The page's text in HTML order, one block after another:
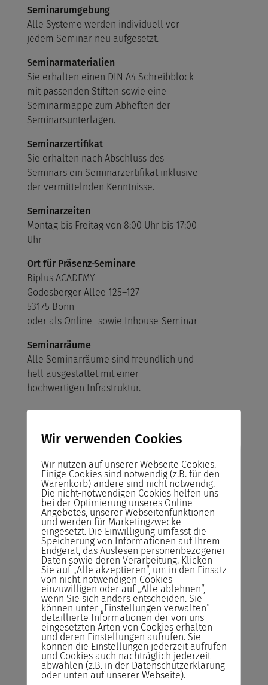
Seminarumgebung
Alle Systeme werden individuell vor
jedem Seminar neu aufgesetzt.
Seminarmaterialien
Sie erhalten einen DIN A4 Schreibblock
mit passenden Stiften sowie eine
Seminarmappe zum Abheften der
Seminarsunterlagen.
Seminarzertifikat
Sie erhalten nach Abschluss des
Seminars ein Seminarzertifikat inklusive
der vermittelnden Kenntnisse.
Seminarzeiten
Montag bis Freitag von 8:00 Uhr bis 17:00
Uhr
Ort für Präsenz-Seminare
Biplus ACADEMY
Godesberger Allee 125–127
53175 Bonn
oder als Online- sowie Inhouse-Seminar
Seminarräume
Alle Seminarräume sind freundlich und
hell ausgestattet mit einer
hochwertigen Infrastruktur.
Risikofreies Buchen
unserer Seminare
Abrechnung
Sie zahlen das Seminar erst nach der
Durchführung und nicht im Voraus!
Rücktrittsrecht
Sie können kostenlos bis zum Vortrag des
Seminars von der Buchung zurücktreten.
Reservieren statt Buchen!
Reservieren Sie Ihren Seminarplatz –
Buchen Sie das Seminar erst ein Tag vor
Seminarstart.
Bildungsgutschein
Wir verwenden Cookies
Wir nutzen auf unserer Webseite Cookies.
Einige Cookies sind notwendig (z.B. für den
Warenkorb) andere sind nicht notwendig.
Die nicht-notwendigen Cookies helfen uns
bei der Optimierung unseres Online-
Angebotes, unserer Webseitenfunktionen
und werden für Marketingzwecke
eingesetzt. Die Einwilligung umfasst die
Speicherung von Informationen auf Ihrem
Endgerät, das Auslesen personenbezogener
Daten sowie deren Verarbeitung. Klicken
Sie auf „Alle akzeptieren“, um in den Einsatz
von nicht notwendigen Cookies
einzuwilligen oder auf „Alle ablehnen“,
wenn Sie sich anders entscheiden. Sie
können unter „Einstellungen verwalten“
detaillierte Informationen der von uns
eingesetzten Arten von Cookies erhalten
und deren Einstellungen aufrufen. Sie
können die Einstellungen jederzeit aufrufen
und Cookies auch nachträglich jederzeit
abwählen (z.B. in der Datenschutzerklärung
oder unten auf unserer Webseite).